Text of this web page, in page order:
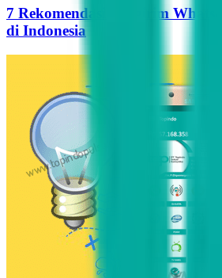
7 Rekomendasi Pengirim
di Indonesia